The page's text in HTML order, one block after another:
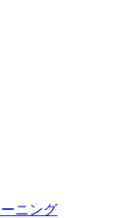
ニング